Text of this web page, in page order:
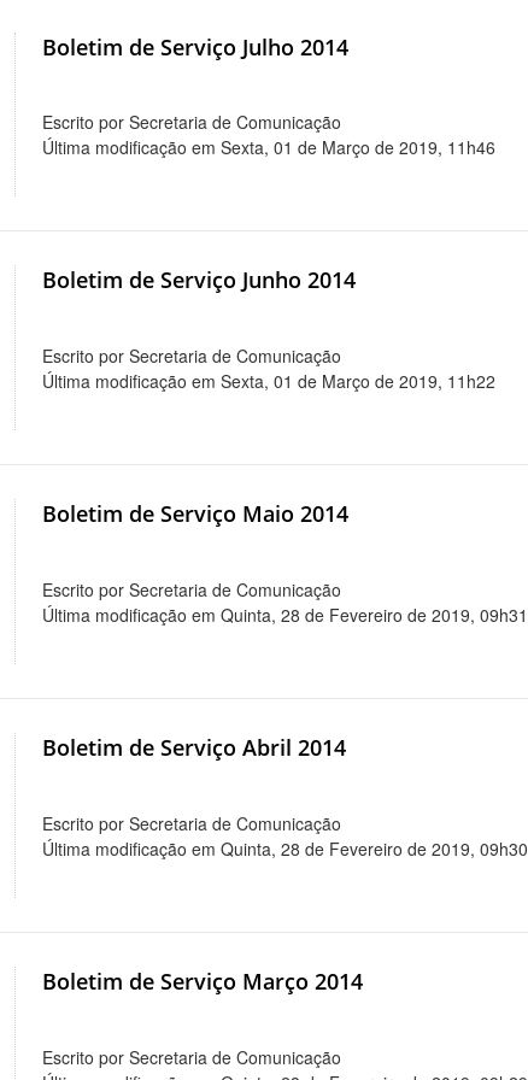
Boletim de Serviço Julho 2014
Escrito por Secretaria de Comunicação
Última modificação em Sexta, 01 de Março de 2019, 11h46
Boletim de Serviço Junho 2014
Escrito por Secretaria de Comunicação
Última modificação em Sexta, 01 de Março de 2019, 11h22
Boletim de Serviço Maio 2014
Escrito por Secretaria de Comunicação
Última modificação em Quinta, 28 de Fevereiro de 2019, 09h31
Boletim de Serviço Abril 2014
Escrito por Secretaria de Comunicação
Última modificação em Quinta, 28 de Fevereiro de 2019, 09h30
Boletim de Serviço Março 2014
Escrito por Secretaria de Comunicação